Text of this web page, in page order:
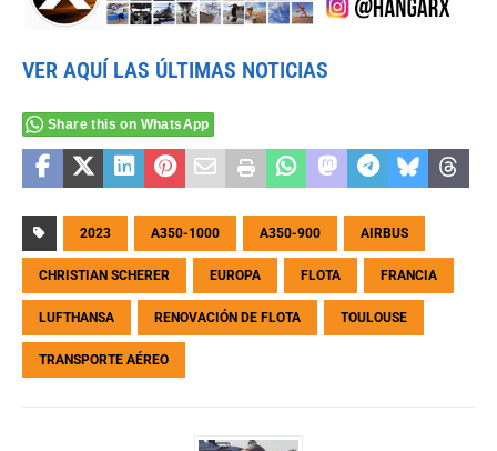
VER AQUÍ LAS ÚLTIMAS NOTICIAS
Share this on WhatsApp
2023 A350-1000 A350-900 AIRBUS
CHRISTIAN SCHERER EUROPA FLOTA FRANCIA
LUFTHANSA RENOVACIÓN DE FLOTA TOULOUSE
TRANSPORTE AÉREO